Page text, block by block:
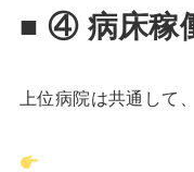
■ ④ 病床稼
上位病院は共通して、